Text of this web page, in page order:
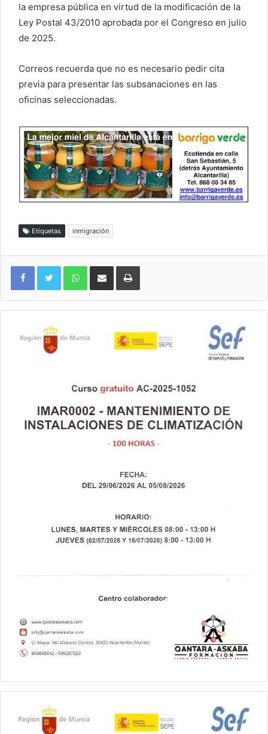
la empresa pública en virtud de la modificación de la
Ley Postal 43/2010 aprobada por el Congreso en julio
de 2025.
Correos recuerda que no es necesario pedir cita
previa para presentar las subsanaciones en las
oficinas seleccionadas.
Etiquetas inmigración
WhatsAppCompartir por correo electrónicoImprimir